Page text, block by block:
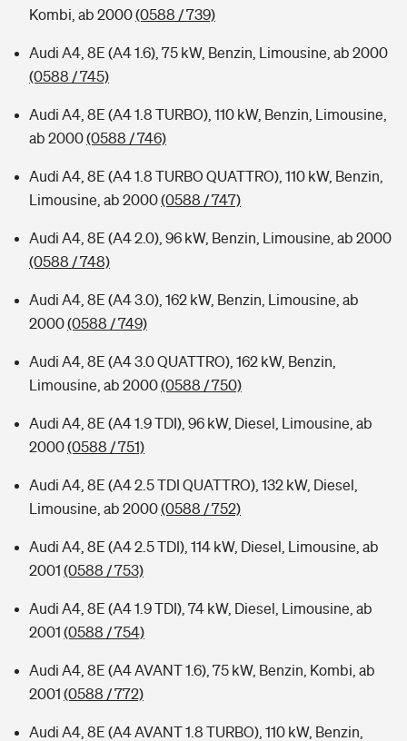
Kombi, ab 2000(0588 / 739)
Audi A4, 8E (A4 1.6), 75 kW, Benzin, Limousine, ab 2000
(0588 / 745)
Audi A4, 8E (A4 1.8 TURBO), 110 kW, Benzin, Limousine,
ab 2000(0588 / 746)
Audi A4, 8E (A4 1.8 TURBO QUATTRO), 110 kW, Benzin,
Limousine, ab 2000(0588 / 747)
Audi A4, 8E (A4 2.0), 96 kW, Benzin, Limousine, ab 2000
(0588 / 748)
Audi A4, 8E (A4 3.0), 162 kW, Benzin, Limousine, ab
2000(0588 / 749)
Audi A4, 8E (A4 3.0 QUATTRO), 162 kW, Benzin,
Limousine, ab 2000(0588 / 750)
Audi A4, 8E (A4 1.9 TDI), 96 kW, Diesel, Limousine, ab
2000(0588 / 751)
Audi A4, 8E (A4 2.5 TDI QUATTRO), 132 kW, Diesel,
Limousine, ab 2000(0588 / 752)
Audi A4, 8E (A4 2.5 TDI), 114 kW, Diesel, Limousine, ab
2001 (0588 / 753)
Audi A4, 8E (A4 1.9 TDI), 74 kW, Diesel, Limousine, ab
2001 (0588 / 754)
Audi A4, 8E (A4 AVANT 1.6), 75 kW, Benzin, Kombi, ab
2001 (0588 / 772)
Audi A4, 8E (A4 AVANT 1.8 TURBO), 110 kW, Benzin,